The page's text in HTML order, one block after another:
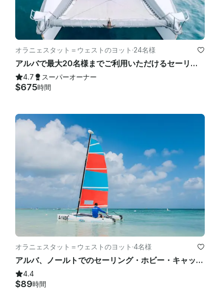
オラニェスタット＝ウェストのヨット ·24名様
アルバで最大20名様までご利用いただけるセーリングカタマランヨット
4.7 スーパーオーナー
$675時間
オラニェスタット＝ウェストのヨット ·4名様
アルバ、ノールトでのセーリング・ホビー・キャット・レンタル
4.4
$89時間